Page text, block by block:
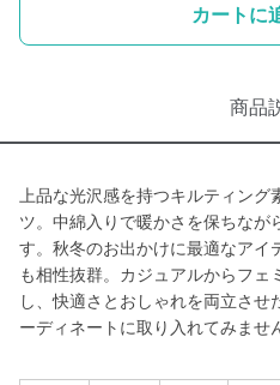
カートに
商品
上品な光沢感を持つキルティン
ツ。中綿入りで暖かさを保ちなが
す。秋冬のお出かけに最適なアイ
も相性抜群。カジュアルからフェ
し、快適さとおしゃれを両立させ
ーディネートに取り入れてみませ